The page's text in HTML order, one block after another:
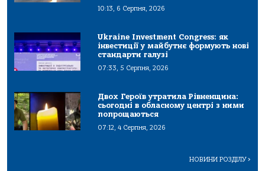
10:13, 6 Серпня, 2026
Ukraine Investment Congress: як
інвестиції у майбутнє формують нові
стандарти галузі
07:33, 5 Серпня, 2026
Двох Героїв утратила Рівненщина:
сьогодні в обласному центрі з ними
попрощаються
07:12, 4 Серпня, 2026
НОВИНИ РОЗДІЛУ>